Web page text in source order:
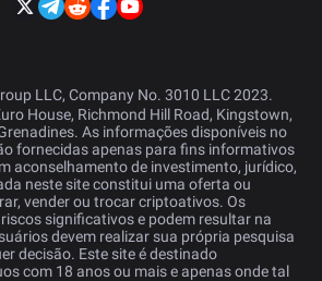
LLC, Company No. 3010 LLC 2023.
House, Richmond Hill Road, Kingstown,
As informações disponíveis no
fornecidas apenas para fins informativos
aconselhamento de investimento, jurídico,
neste site constitui uma oferta ou
vender ou trocar criptoativos. Os
significativos e podem resultar na
devem realizar sua própria pesquisa
decisão. Este site é destinado
com 18 anos ou mais e apenas onde tal